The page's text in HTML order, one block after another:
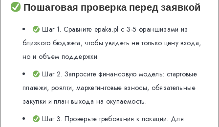
Пошаговая проверка перед заявкой
Шаг 1. Сравните epaka.pl с 3-5 франшизами из
близкого бюджета, чтобы увидеть не только цену входа,
но и объем поддержки.
Шаг 2. Запросите финансовую модель: стартовые
платежи, роялти, маркетинговые взносы, обязательные
закупки и план выхода на окупаемость.
Шаг 3. Проверьте требования к локации. Для